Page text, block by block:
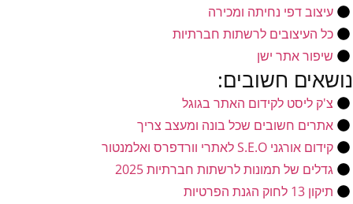
עיצוב דפי נחיתה ומכירה
כל העיצובים לרשתות חברתיות
שיפור אתר ישן
נושאים חשובים:
צ'ק ליסט לקידום האתר בגוגל
אתרים חשובים שכל בונה ומעצב צריך
קידום אורגני S.E.O לאתרי וורדפרס ואלמנטור
גדלים של תמונות לרשתות חברתיות 2025
תיקון 13 לחוק הגנת הפרטיות